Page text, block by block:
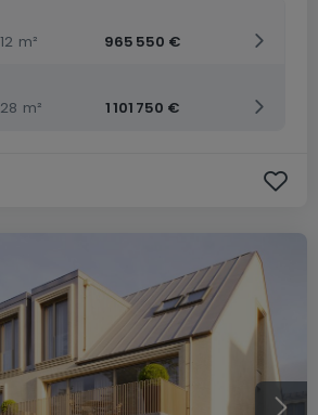
m²
965 550 €
m² 1 101 750 €